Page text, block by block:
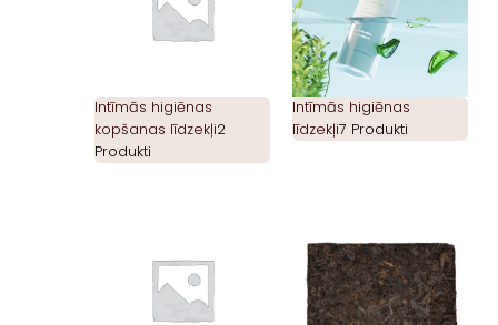
Intīmās higiēnas
kopšanas līdzekļi2
Produkti
Intīmās higiēnas
līdzekļi7 Produkti